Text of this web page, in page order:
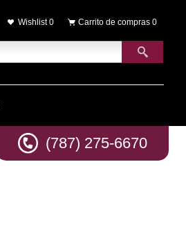
Wishlist 0 Carrito de compras 0
(787) 275-6670